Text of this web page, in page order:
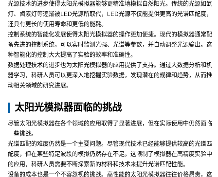
光源技术的进步使得太阳光模拟器能够更精准地模拟自然阳光。传统的光源如氙
灯、卤素灯等逐渐被LED光源所取代，LED光源不仅能提供更高的光谱匹配度，
还具有更长的使用寿命和更低的能耗。
控制系统的智能化发展使得太阳光模拟器的操作更加便捷。现代的模拟器通常配
备先进的控制系统，可以实时监测光强、光谱等参数，并自动调整光源输出。这
种智能化的控制大大提高了实验的效率和准确性。
数据处理技术的进步也为太阳光模拟器的应用提供了支持。通过大数据分析和机
器学习，科研人员可以更深入地挖掘实验数据，发现潜在的规律和趋势，从而推
动相关领域的研究进展。
太阳光模拟器面临的挑战
尽管太阳光模拟器在各个领域的应用取得了显著进展，但在实际使用中仍然面临
一些挑战。
光谱匹配的难度仍然是一个主要问题。尽管现代技术已经能够提供较高的光谱匹
配度，但在某些特定波段的模拟仍然存在不足。这限制了模拟器在高精度实验中
的应用，科研人员需要不断探索新的材料和技术来提升光谱匹配性能。
设备的成本也是一个不容忽视的挑战。高性能的太阳光模拟器往往价格昂贵，这